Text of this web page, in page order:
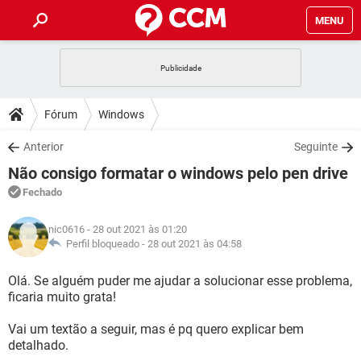
MENU
CELULAR
OUTLOOK
INSTAGRAM GMAIL
GUIA DE COMPRAS
DICAS
JOGOS
OUTLOOK
INSTAGRAM
GUIA DE COMPRAS
DOWNLOADS
JOGOS WHATSAPP
CELULAR
OUTLOOK
INSTAGRAM
GUIA DE COMPRAS
FÓRUM
JOGOS
CELULAR FACEBOOK
INSTAGRAM
GUIA DE COMPRAS
GLOSSÁRIO
JOGOS
CELULAR FACEBOOK
INSTAGRAM GMAIL
Fórum Windows
Anterior Seguinte
Não consigo formatar o windows pelo pen drive
Fechado
nic0616 - 28 out 2021 às 01:20
Perfil bloqueado - 28 out 2021 às 04:58
Olá. Se alguém puder me ajudar a solucionar esse problema,
ficaria muito grata!
Vai um textão a seguir, mas é pq quero explicar bem
detalhado.